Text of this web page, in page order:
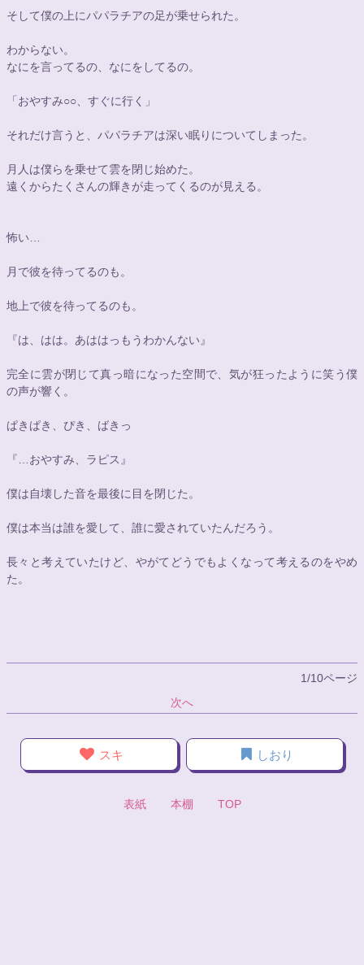
そして僕の上にパパラチアの足が乗せられた。
わからない。
なにを言ってるの、なにをしてるの。
「おやすみ○○ 、すぐに行く」
それだけ言うと、パパラチアは深い眠りについてしまった。
月人は僕らを乗せて雲を閉じ始めた。
遠くからたくさんの輝きが走ってくるのが見える。
怖い…
月で彼を待ってるのも。
地上で彼を待ってるのも。
『は、はは。あははっもうわかんない』
完全に雲が閉じて真っ暗になった空間で、気が狂ったように笑う僕
の声が響く。
ぱきぱき、ぴき、ばきっ
『…おやすみ、ラピス』
僕は自壊した音を最後に目を閉じた。
僕は本当は誰を愛して、誰に愛されていたんだろう。
長々と考えていたけど、やがてどうでもよくなって考えるのをやめ
た。
1/10ページ
次へ
スキ しおり
表紙 本棚 TOP